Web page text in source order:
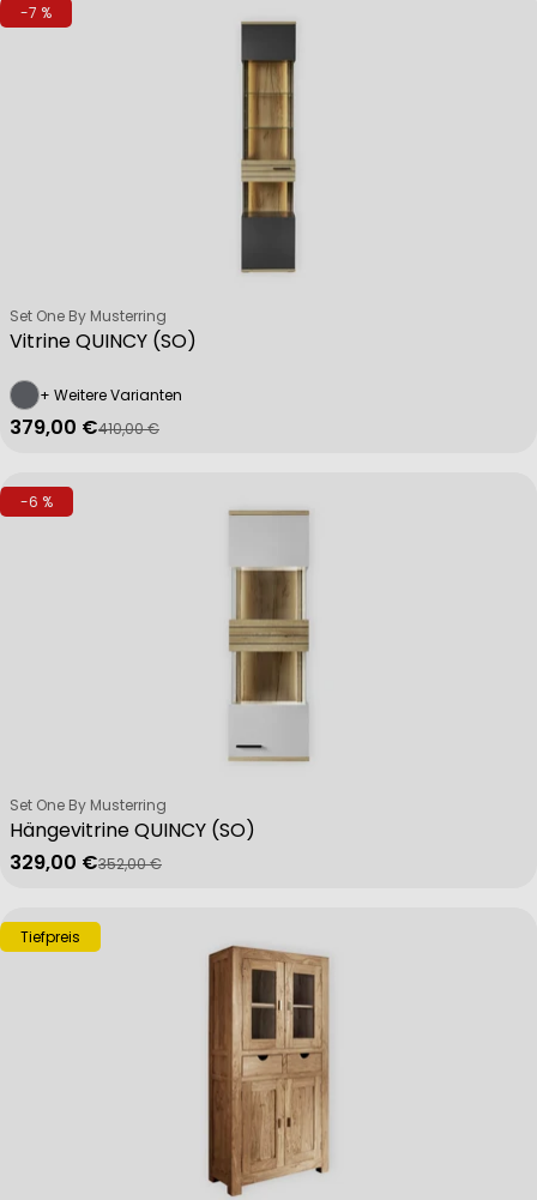
-7 %
Vitrine QUINCY (SO)
Verkäufer:
Set One By Musterring
+ Weitere Varianten
Verkaufspreis
379,00 €
Regulärer Preis
410,00 €
-6 %
Hängevitrine QUINCY (SO)
Verkäufer:
Set One By Musterring
Verkaufspreis
329,00 €
Regulärer Preis
352,00 €
Tiefpreis